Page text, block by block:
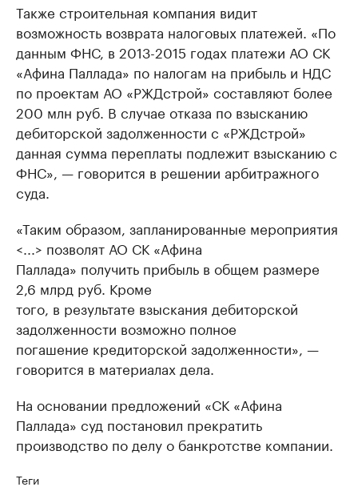
Также строительная компания видит
возможность возврата налоговых платежей. «По
данным ФНС, в 2013-2015 годах платежи АО СК
«Афина Паллада» по налогам на прибыль и НДС
по проектам АО «РЖДстрой» составляют более
200 млн руб. В случае отказа по взысканию
дебиторской задолженности с «РЖДстрой»
данная сумма переплаты подлежит взысканию с
ФНС», — говорится в решении арбитражного
суда.
«Таким образом, запланированные мероприятия
<...> позволят АО СК «Афина
Паллада» получить прибыль в общем размере
2,6 млрд руб. Кроме
того, в результате взыскания дебиторской
задолженности возможно полное
погашение кредиторской задолженности», —
говорится в материалах дела.
На основании предложений «СК «Афина
Паллада» суд постановил прекратить
производство по делу о банкротстве компании.
Теги